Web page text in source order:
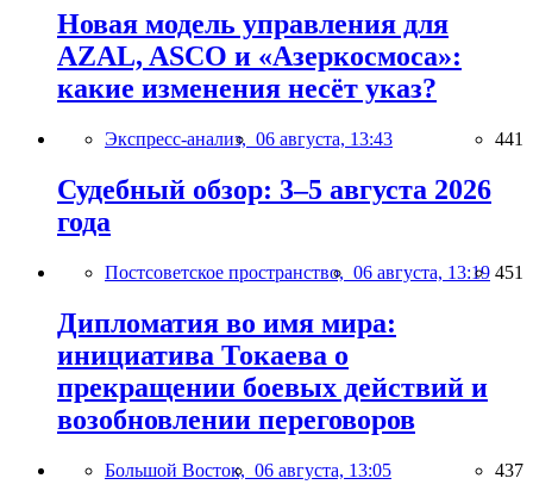
Новая модель управления для
AZAL, ASCO и «Азеркосмоса»:
какие изменения несёт указ?
Экспресс-анализ, 06 августа, 13:43 441
Судебный обзор: 3–5 августа 2026
года
Постсоветское пространство, 06 августа, 13:19 451
Дипломатия во имя мира:
инициатива Токаева о
прекращении боевых действий и
возобновлении переговоров
Большой Восток, 06 августа, 13:05 437